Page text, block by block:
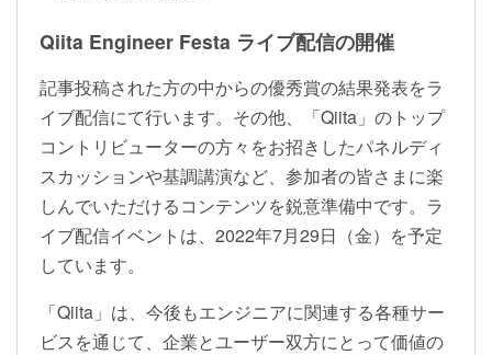
Qiita Engineer Festa ライブ配信の開催
記事投稿された方の中からの優秀賞の結果発表をラ
イブ配信にて行います。その他、「Qiita」のトップ
コントリビューターの方々をお招きしたパネルディ
スカッションや基調講演など、参加者の皆さまに楽
しんでいただけるコンテンツを鋭意準備中です。ラ
イブ配信イベントは、2022年7月29日（金）を予定
しています。
「Qiita」は、今後もエンジニアに関連する各種サー
ビスを通じて、企業とユーザー双方にとって価値の